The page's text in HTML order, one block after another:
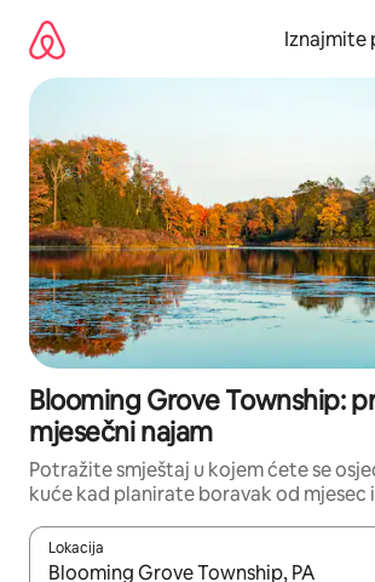
sadržaj
Iznajmite
Blooming Grove Township:
mjesečni najam
Potražite smještaj u kojem ćete se
kuće kad planirate boravak od mjesec
Lokacija
Kada budu dostupni rezultati, moći ćete